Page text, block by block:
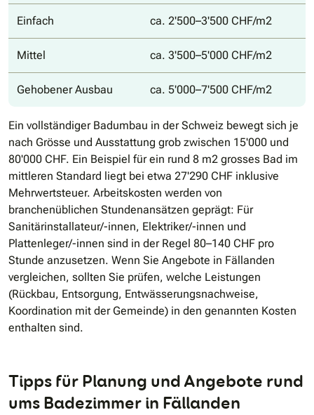
Einfach ca. 2'500–3'500 CHF/m2
Mittel ca. 3'500–5'000 CHF/m2
Gehobener Ausbau ca. 5'000–7'500 CHF/m2
Ein vollständiger Badumbau in der Schweiz bewegt sich je
nach Grösse und Ausstattung grob zwischen 15'000 und
80'000 CHF. Ein Beispiel für ein rund 8 m2 grosses Bad im
mittleren Standard liegt bei etwa 27'290 CHF inklusive
Mehrwertsteuer. Arbeitskosten werden von
branchenüblichen Stundenansätzen geprägt: Für
Sanitärinstallateur/-innen, Elektriker/-innen und
Plattenleger/-innen sind in der Regel 80–140 CHF pro
Stunde anzusetzen. Wenn Sie Angebote in Fällanden
vergleichen, sollten Sie prüfen, welche Leistungen
(Rückbau, Entsorgung, Entwässerungsnachweise,
Koordination mit der Gemeinde) in den genannten Kosten
enthalten sind.
Tipps für Planung und Angebote rund
ums Badezimmer in Fällanden